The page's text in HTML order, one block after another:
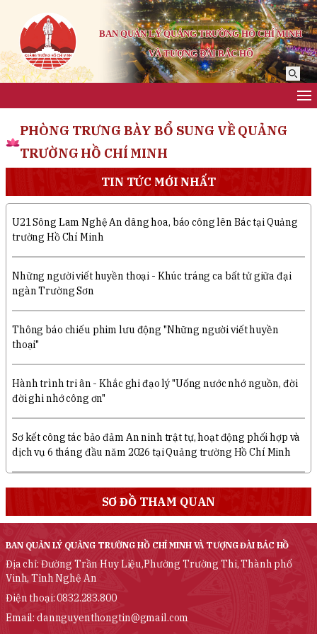
BAN QUẢN LÝ QUẢNG TRƯỜNG HỒ CHÍ MINH
VÀ TƯỢNG ĐÀI BÁC HỒ
PHÒNG TRƯNG BÀY BỔ SUNG VỀ QUẢNG
TRƯỜNG HỒ CHÍ MINH
TIN TỨC MỚI NHẤT
U21 Sông Lam Nghệ An dâng hoa, báo công lên Bác tại Quảng
trường Hồ Chí Minh
Những người viết huyền thoại - Khúc tráng ca bất tử giữa đại
ngàn Trường Sơn
Thông báo chiếu phim lưu động "Những người viết huyền
thoại"
Hành trình tri ân - Khắc ghi đạo lý "Uống nước nhớ nguồn, đời
đời ghi nhớ công ơn"
Sơ kết công tác bảo đảm An ninh trật tự, hoạt động phối hợp và
dịch vụ 6 tháng đầu năm 2026 tại Quảng trường Hồ Chí Minh
SƠ ĐỒ THAM QUAN
BAN QUẢN LÝ QUẢNG TRƯỜNG HỒ CHÍ MINH VÀ TƯỢNG ĐÀI BÁC HỒ
Địa chỉ: Đường Trần Huy Liệu,Phường Trường Thi, Thành phố
Vinh, Tỉnh Nghệ An
Điện thoại: 0832.283.800
Email: dannguyenthongtin@gmail.com